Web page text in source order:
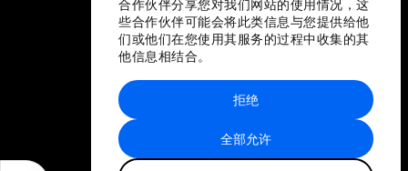
合作伙伴分享您对我们网站的使用情况，这
些合作伙伴可能会将此类信息与您提供给他
们或他们在您使用其服务的过程中收集的其
他信息相结合。
全部允许
拒绝
站点地图